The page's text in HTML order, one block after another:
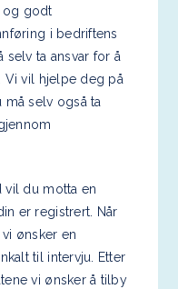
og godt
i bedriftens
selv ta ansvar for å
Vi vil hjelpe deg på
må selv også ta
vil du motta en
er registrert. Når
ønsker en
til intervju. Etter
vi ønsker å tilby